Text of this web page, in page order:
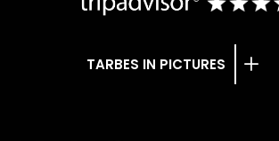
TARBES IN PICTURES